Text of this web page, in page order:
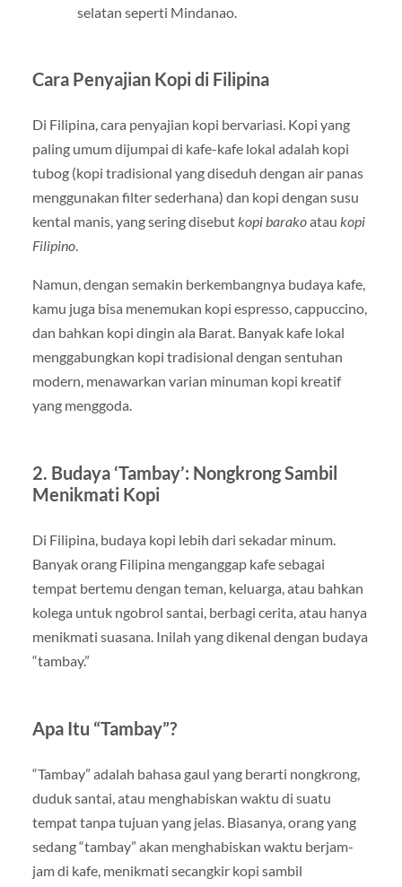
selatan seperti Mindanao.
Cara Penyajian Kopi di Filipina
Di Filipina, cara penyajian kopi bervariasi. Kopi yang
paling umum dijumpai di kafe-kafe lokal adalah kopi
tubog (kopi tradisional yang diseduh dengan air panas
menggunakan filter sederhana) dan kopi dengan susu
kental manis, yang sering disebut kopi barakoatau kopi
Filipino.
Namun, dengan semakin berkembangnya budaya kafe,
kamu juga bisa menemukan kopi espresso, cappuccino,
dan bahkan kopi dingin ala Barat. Banyak kafe lokal
menggabungkan kopi tradisional dengan sentuhan
modern, menawarkan varian minuman kopi kreatif
yang menggoda.
2. Budaya ‘Tambay’: Nongkrong Sambil
Menikmati Kopi
Di Filipina, budaya kopi lebih dari sekadar minum.
Banyak orang Filipina menganggap kafe sebagai
tempat bertemu dengan teman, keluarga, atau bahkan
kolega untuk ngobrol santai, berbagi cerita, atau hanya
menikmati suasana. Inilah yang dikenal dengan budaya
“tambay.”
Apa Itu “Tambay”?
“Tambay” adalah bahasa gaul yang berarti nongkrong,
duduk santai, atau menghabiskan waktu di suatu
tempat tanpa tujuan yang jelas. Biasanya, orang yang
sedang “tambay” akan menghabiskan waktu berjam-
jam di kafe, menikmati secangkir kopi sambil